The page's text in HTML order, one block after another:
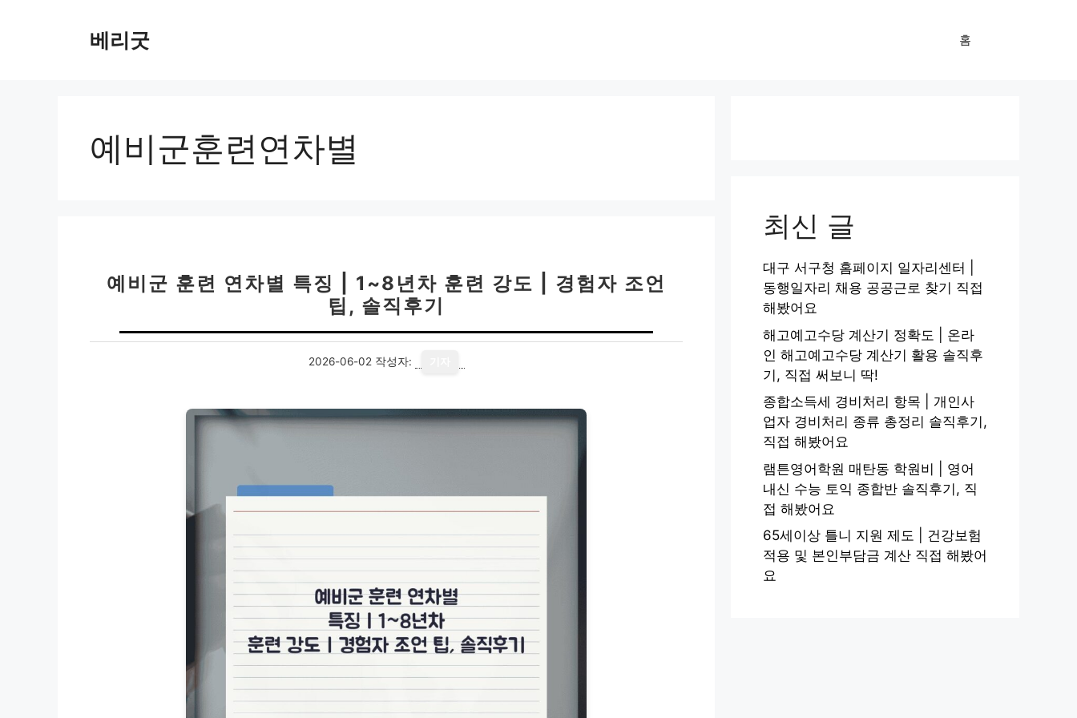
베리굿 홈
예비군훈련연차별
예비군 훈련 연차별 특징 | 1~8년차 훈련 강도 | 경험자 조언
팁, 솔직후기
2026-06-02 작성자:
최신 글
대구 서구청 홈페이지 일자리센터 |
동행일자리 채용 공공근로 찾기 직접
해봤어요
해고예고수당 계산기 정확도 | 온라
인 해고예고수당 계산기 활용 솔직후
기, 직접 써보니 딱!
종합소득세 경비처리 항목 | 개인사
업자 경비처리 종류 총정리 솔직후기,
직접 해봤어요
램튼영어학원 매탄동 학원비 | 영어
내신 수능 토익 종합반 솔직후기, 직
접 해봤어요
65세이상 틀니 지원 제도 | 건강보험
적용 및 본인부담금 계산 직접 해봤어
요